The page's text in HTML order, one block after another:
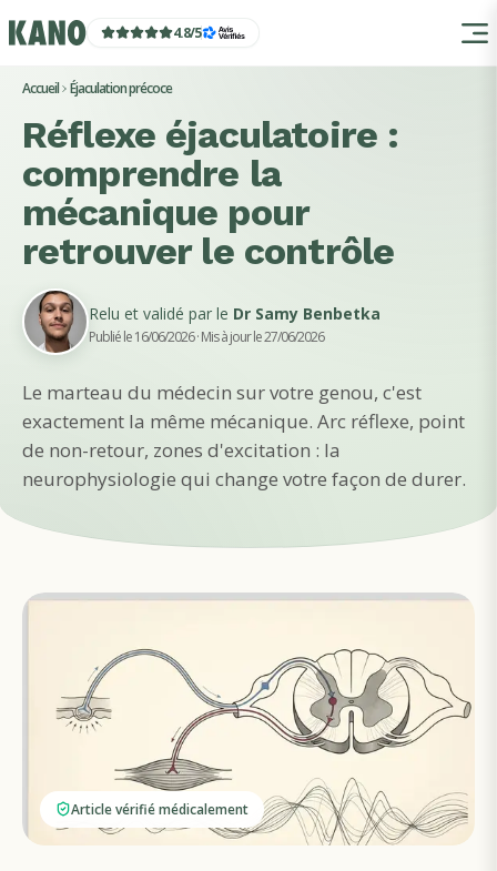
4.8/5
Accueil Éjaculation précoce
Réflexe éjaculatoire :
comprendre la
mécanique pour
retrouver le contrôle
Relu et validé par le Dr Samy Benbetka
Publié le 16/06/2026· Mis à jour le 27/06/2026
Le marteau du médecin sur votre genou, c'est
exactement la même mécanique. Arc réflexe, point
de non-retour, zones d'excitation : la
neurophysiologie qui change votre façon de durer.
Article vérifié médicalement